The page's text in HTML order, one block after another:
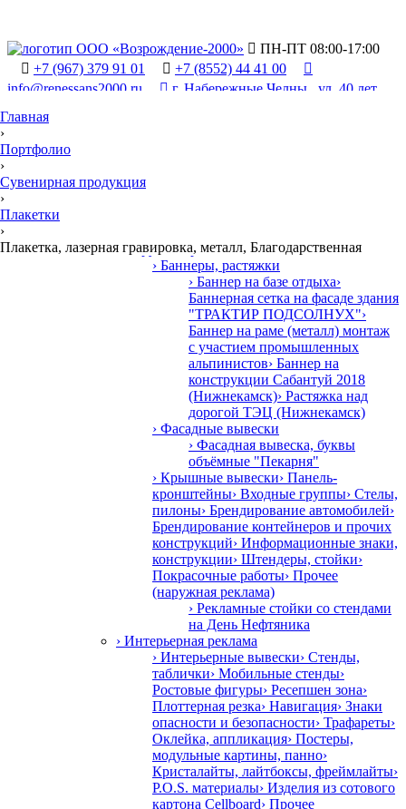
 ПН-ПТ 08:00-17:00
 +7 (967) 379 91 01  +7 (8552) 44 41 00

info@renessans2000.ru
 г. Набережные Челны , ул. 40 лет
› Наружная реклама
› Баннеры, растяжки
› Баннер на базе отдыха›
Баннерная сетка на фасаде здания
"ТРАКТИР ПОДСОЛНУХ"›
Баннер на раме (металл) монтаж
с участием промышленных
альпинистов› Баннер на
конструкции Сабантуй 2018
(Нижнекамск)› Растяжка над
дорогой ТЭЦ (Нижнекамск)
› Фасадные вывески
› Фасадная вывеска, буквы
объёмные "Пекарня"
› Крышные вывески› Панель-
кронштейны› Входные группы› Стелы,
пилоны› Брендирование автомобилей›
Брендирование контейнеров и прочих
конструкций› Информационные знаки,
конструкции› Штендеры, стойки›
Покрасочные работы› Прочее
(наружная реклама)
› Рекламные стойки со стендами
на День Нефтяника
› Интерьерная реклама
› Интерьерные вывески› Стенды,
таблички› Мобильные стенды›
Ростовые фигуры› Ресепшен зона›
Плоттерная резка› Навигация› Знаки
опасности и безопасности› Трафареты›
Оклейка, аппликация› Постеры,
модульные картины, панно›
Кристалайты, лайтбоксы, фреймлайты›
P.O.S. материалы› Изделия из сотового
картона Cellboard› Прочее
Главная
›
Портфолио
›
Сувенирная продукция
›
Плакетки
›
Плакетка, лазерная гравировка, металл, Благодарственная